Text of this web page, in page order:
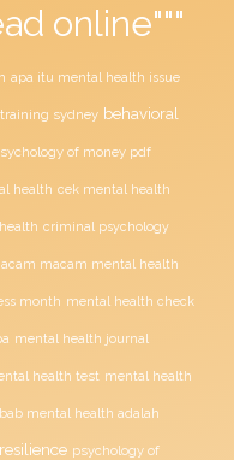
online"""
apa itu mental health issue
sydney behavioral
of money pdf
health cek mental health
criminal psychology
macam mental health
month mental health check
mental health journal
health test mental health
mental health adalah
psychology of